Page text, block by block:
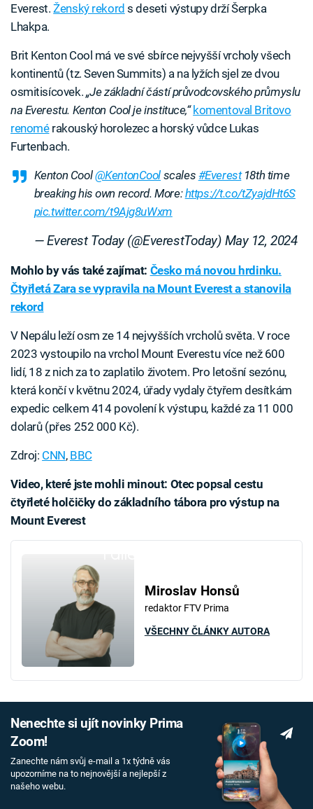
Everest.Ženský rekord s deseti výstupy drží Šerpka
Lhakpa.
Brit Kenton Cool má ve své sbírce nejvyšší vrcholy všech
kontinentů (tz. Seven Summits) a na lyžích sjel ze dvou
osmitisícovek. „Je základní částí průvodcovského průmyslu
na Everestu. Kenton Cool je instituce,“ komentoval Britovo
renomérakouský horolezec a horský vůdce Lukas
Furtenbach.
Kenton Cool@KentonCool scales #Everest18th time
breaking his own record. More:https://t.co/tZyajdHt6S
pic.twitter.com/t9Ajg8uWxm
— Everest Today (@EverestToday) May 12, 2024
Mohlo by vás také zajímat: Česko má novou hrdinku.
Čtyřletá Zara se vypravila na Mount Everest a stanovila
rekord
V Nepálu leží osm ze 14 nejvyšších vrcholů světa. V roce
2023 vystoupilo na vrchol Mount Everestu více než 600
lidí, 18 z nich za to zaplatilo životem. Pro letošní sezónu,
která končí v květnu 2024, úřady vydaly čtyřem desítkám
expedic celkem 414 povolení k výstupu, každé za 11 000
dolarů (přes 252 000 Kč).
Zdroj: CNN, BBC
Video, které jste mohli minout: Otec popsal cestu
čtyřleté holčičky do základního tábora pro výstup na
Mount Everest
Miroslav Honsů
redaktor FTV Prima
VŠECHNY ČLÁNKY AUTORA
Nenechte si ujít novinky Prima
Zoom!
Zanechte nám svůj e-mail a 1x týdně vás
upozorníme na to nejnovější a nejlepší z
našeho webu.